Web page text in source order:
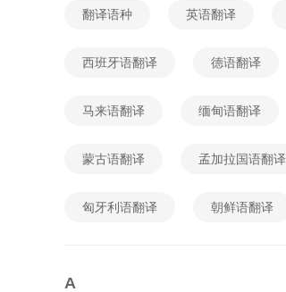
翻译语种 英语翻译
西班牙语翻译 德语翻译
马来语翻译 缅甸语翻译
蒙古语翻译 孟加拉国语翻译
匈牙利语翻译 朝鲜语翻译
A